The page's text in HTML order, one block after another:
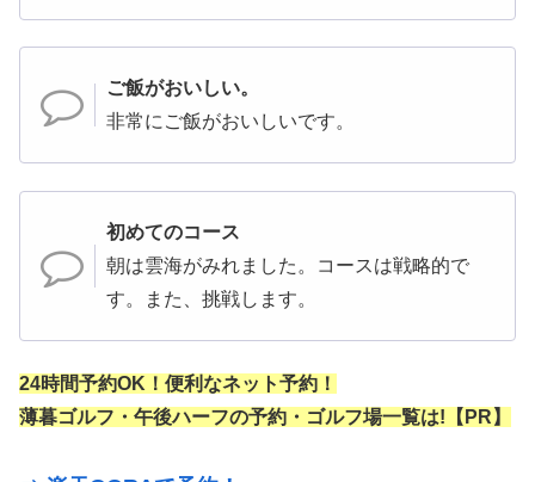
ご飯がおいしい。
非常にご飯がおいしいです。
初めてのコース
朝は雲海がみれました。コースは戦略的で
す。また、挑戦します。
24時間予約OK！便利なネット予約！
薄暮ゴルフ・午後ハーフの予約・ゴルフ場一覧は!【PR】